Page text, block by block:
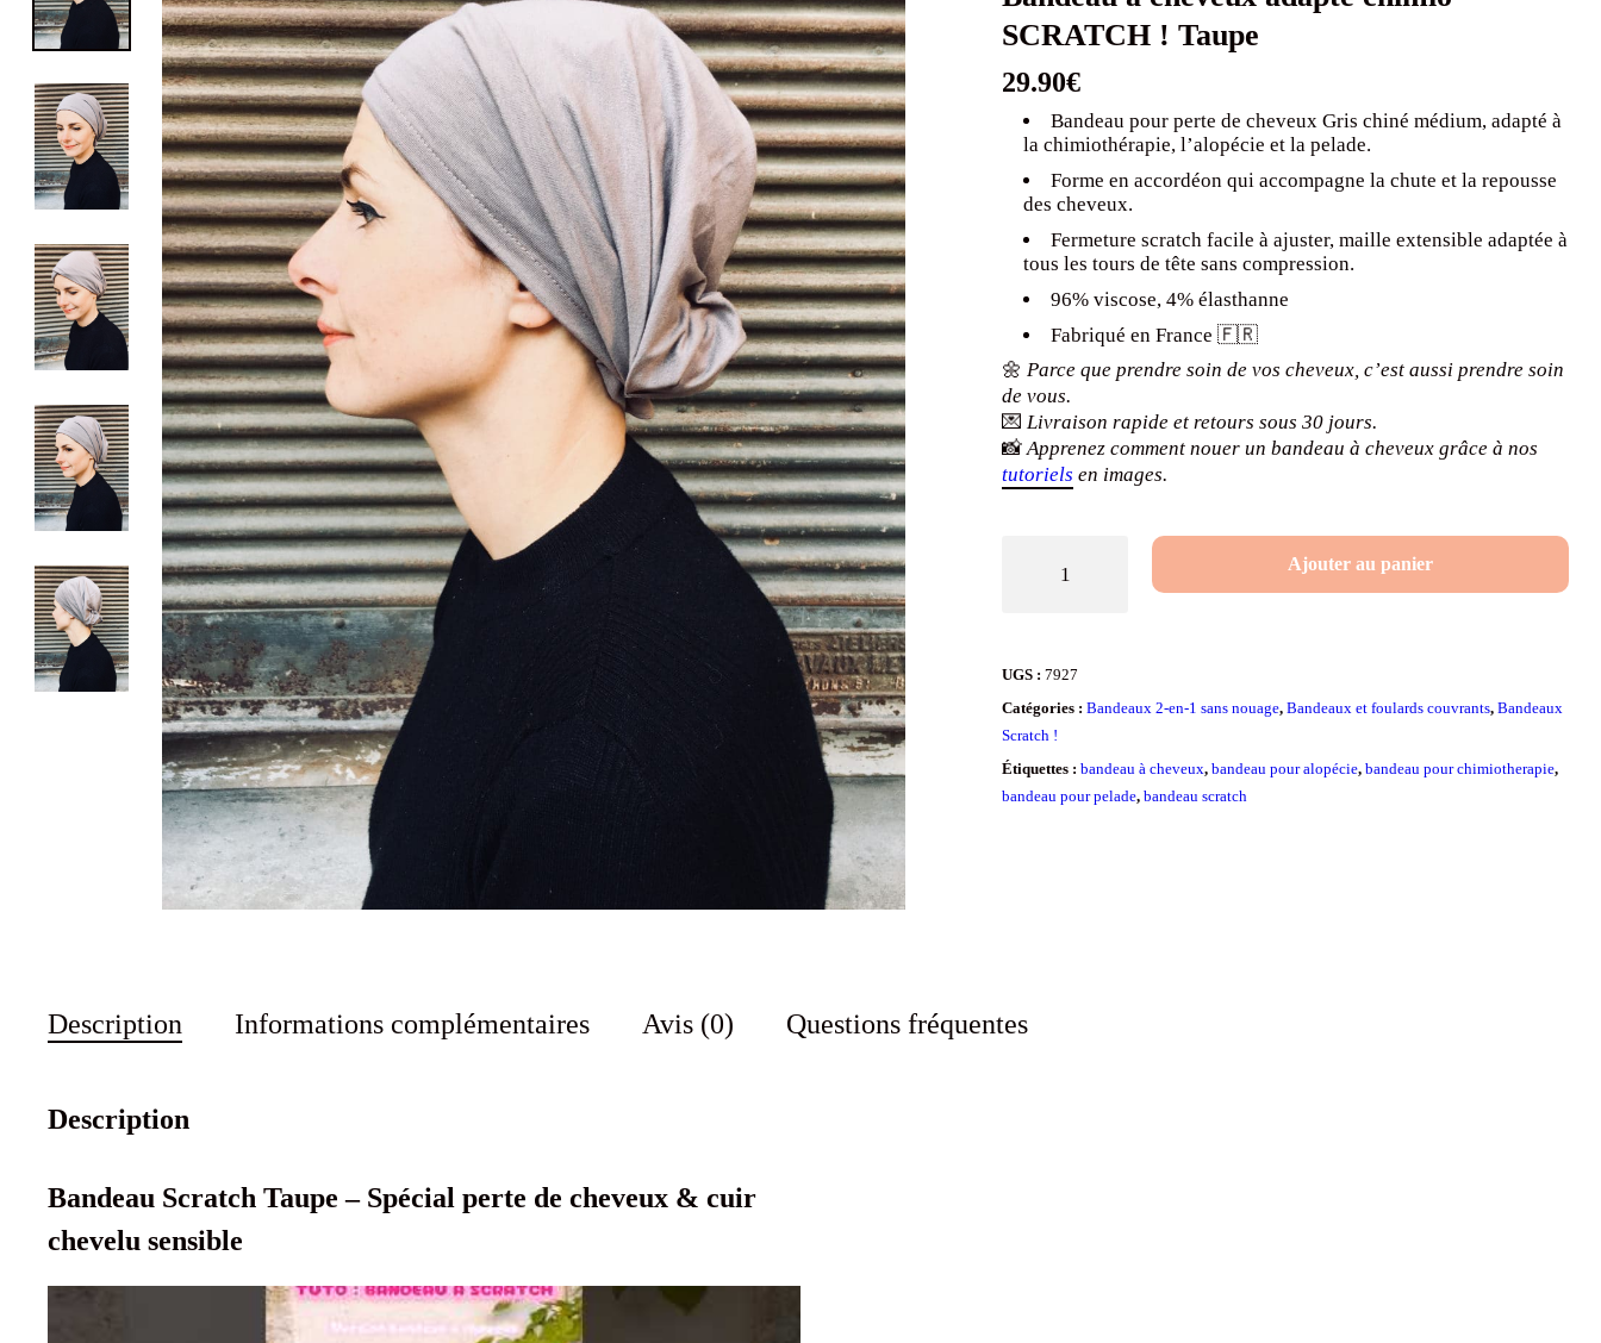
SCRATCH ! Taupe
29.90€
Bandeau pour perte de cheveux Gris chiné médium, adapté à
la chimiothérapie, l’alopécie et la pelade.
Forme en accordéon qui accompagne la chute et la repousse
des cheveux.
Fermeture scratch facile à ajuster, maille extensible adaptée à
tous les tours de tête sans compression.
96% viscose, 4% élasthanne
Fabriqué en France 🇫🇷
🌼 Parce que prendre soin de vos cheveux, c’est aussi prendre soin
de vous.
💌Livraison rapide et retours sous 30 jours.
📸Apprenez comment nouer un bandeau à cheveux grâce à nos
tutoriels en images.
adapté
chimio
SCRATCH
Ajouter au panier
UGS :7927
Catégories :Bandeaux 2-en-1 sans nouage,Bandeaux et foulards couvrants,Bandeaux
Scratch !
Étiquettes :bandeau à cheveux,bandeau pour alopécie,bandeau pour chimiotherapie,
bandeau pour pelade,bandeau scratch
Description Informations complémentaires Avis (0) Questions fréquentes
Description
Bandeau Scratch Taupe – Spécial perte de cheveux & cuir
chevelu sensible